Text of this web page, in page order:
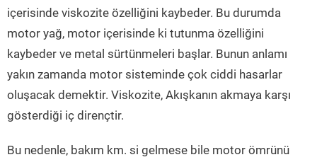
içerisinde viskozite özelliğini kaybeder. Bu durumda
motor yağ, motor içerisinde ki tutunma özelliğini
kaybeder ve metal sürtünmeleri başlar. Bunun anlamı
yakın zamanda motor sisteminde çok ciddi hasarlar
oluşacak demektir. Viskozite, Akışkanın akmaya karşı
gösterdiği iç dirençtir.
Bu nedenle, bakım km. si gelmese bile motor ömrünü